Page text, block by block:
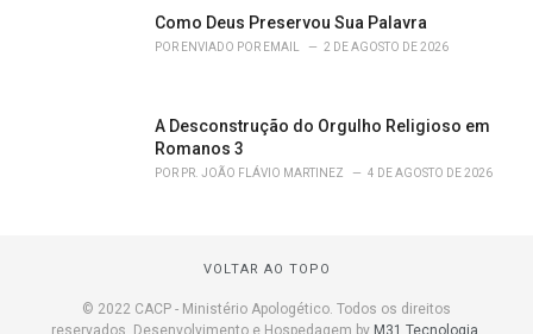
Como Deus Preservou Sua Palavra
POR ENVIADO POR EMAIL 2 DE AGOSTO DE 2026
A Desconstrução do Orgulho Religioso em
Romanos 3
POR PR. JOÃO FLÁVIO MARTINEZ 4 DE AGOSTO DE 2026
VOLTAR AO TOPO
© 2022 CACP - Ministério Apologético. Todos os direitos